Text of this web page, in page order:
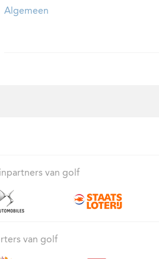
Algemeen
van golf
van golf